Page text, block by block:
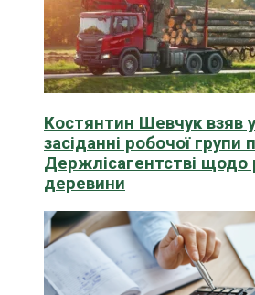
Костянтин Шевчук взяв
засіданні робочої групи
Держлісагентстві щодо
деревини